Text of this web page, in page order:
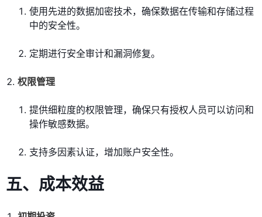
使用先进的数据加密技术，确保数据在传输和存储过程
中的安全性。
定期进行安全审计和漏洞修复。
权限管理
提供细粒度的权限管理，确保只有授权人员可以访问和
操作敏感数据。
支持多因素认证，增加账户安全性。
五、成本效益